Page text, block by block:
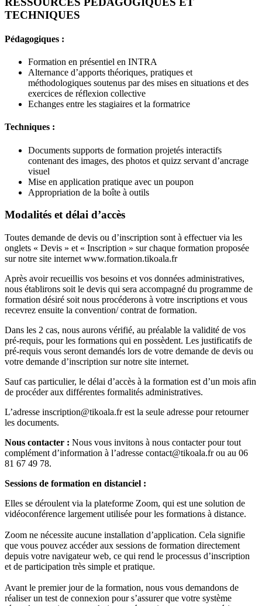
TECHNIQUES
Pédagogiques :
Formation en présentiel en INTRA
Alternance d’apports théoriques, pratiques et
méthodologiques soutenus par des mises en situations et des
exercices de réflexion collective
Echanges entre les stagiaires et la formatrice
Techniques :
Documents supports de formation projetés interactifs
contenant des images, des photos et quizz servant d’ancrage
visuel
Mise en application pratique avec un poupon
Appropriation de la boîte à outils
Modalités et délai d’accès
Toutes demande de devis ou d’inscription sont à effectuer via les
onglets « Devis » et « Inscription » sur chaque formation proposée
sur notre site internet www.formation.tikoala.fr
Après avoir recueillis vos besoins et vos données administratives,
nous établirons soit le devis qui sera accompagné du programme de
formation désiré soit nous procéderons à votre inscriptions et vous
recevrez ensuite la convention/ contrat de formation.
Dans les 2 cas, nous aurons vérifié, au préalable la validité de vos
pré-requis, pour les formations qui en possèdent. Les justificatifs de
pré-requis vous seront demandés lors de votre demande de devis ou
votre demande d’inscription sur notre site internet.
Sauf cas particulier, le délai d’accès à la formation est d’un mois afin
de procéder aux différentes formalités administratives.
L’adresse inscription@tikoala.fr est la seule adresse pour retourner
les documents.
Nous contacter : Nous vous invitons à nous contacter pour tout
complément d’information à l’adresse contact@tikoala.fr ou au 06
81 67 49 78.
Sessions de formation en distanciel :
Elles se déroulent via la plateforme Zoom, qui est une solution de
vidéoconférence largement utilisée pour les formations à distance.
Zoom ne nécessite aucune installation d’application. Cela signifie
que vous pouvez accéder aux sessions de formation directement
depuis votre navigateur web, ce qui rend le processus d’inscription
et de participation très simple et pratique.
Avant le premier jour de la formation, nous vous demandons de
réaliser un test de connexion pour s’assurer que votre système